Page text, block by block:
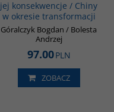
jej konsekwencje / Chiny
w okresie transformacji
Góralczyk Bogdan / Bolesta
Andrzej
97.00PLN
ZOBACZ